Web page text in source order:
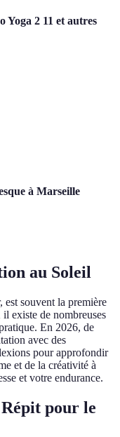
2 11 et autres
à Marseille
au Soleil
souvent la première
existe de nombreuses
En 2026, de
avec des
pour approfondir
et de la créativité à
et votre endurance.
pour le